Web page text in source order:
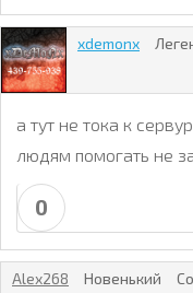
xdemonx
а тут не тока к
людям помогать не
0
Alex268 Новенький